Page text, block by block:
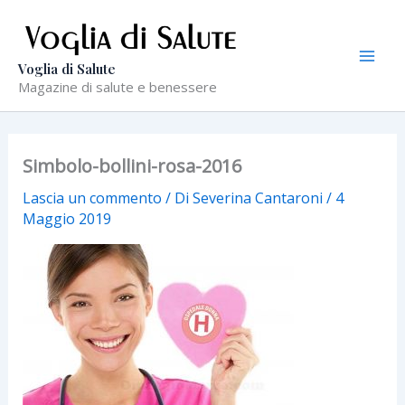
contenuto
Voglia di Salute
Magazine di salute e benessere
Simbolo-bollini-rosa-2016
Lascia un commento / Di Severina Cantaroni / 4
Maggio 2019